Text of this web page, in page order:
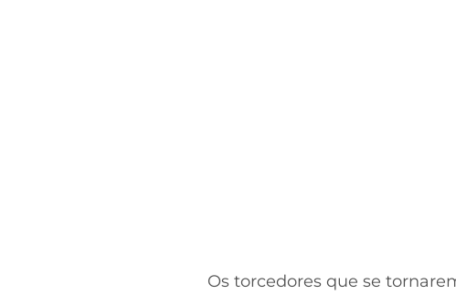
Os torcedores que se